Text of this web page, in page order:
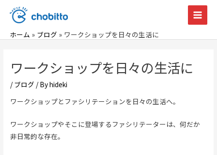
ス
Main
ホーム ブログ ワークショップを日々の生活に
ワークショップを日々の生活に
/ ブログ / Byhideki
ワークショップとファシリテーションを日々の生活へ。
ワークショップやそこに登場するファシリテーターは、何だか
非日常的な存在。